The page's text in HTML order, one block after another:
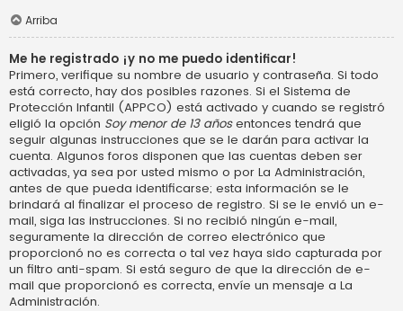
Arriba
Me he registrado ¡y no me puedo identificar!
Primero, verifique su nombre de usuario y contraseña. Si todo
está correcto, hay dos posibles razones. Si el Sistema de
Protección Infantil (APPCO) está activado y cuando se registró
eligió la opción Soy menor de 13 añosentonces tendrá que
seguir algunas instrucciones que se le darán para activar la
cuenta. Algunos foros disponen que las cuentas deben ser
activadas, ya sea por usted mismo o por La Administración,
antes de que pueda identificarse; esta información se le
brindará al finalizar el proceso de registro. Si se le envió un e-
mail, siga las instrucciones. Si no recibió ningún e-mail,
seguramente la dirección de correo electrónico que
proporcionó no es correcta o tal vez haya sido capturada por
un filtro anti-spam. Si está seguro de que la dirección de e-
mail que proporcionó es correcta, envíe un mensaje a La
Administración.